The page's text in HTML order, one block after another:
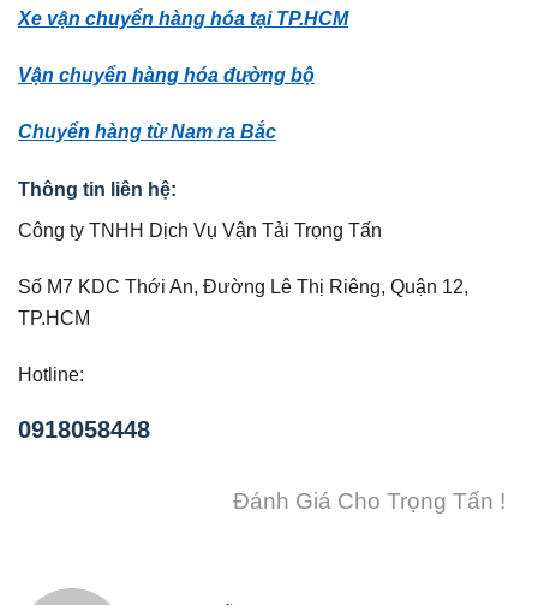
Xe vận chuyển hàng hóa tại TP.HCM
Vận chuyển hàng hóa đường bộ
Chuyển hàng từ Nam ra Bắc
Thông tin liên hệ:
Công ty TNHH Dịch Vụ Vận Tải Trọng Tấn
Số M7 KDC Thới An, Đường Lê Thị Riêng, Quận 12,
TP.HCM
Hotline:
0918058448
Đánh Giá Cho Trọng Tấn !